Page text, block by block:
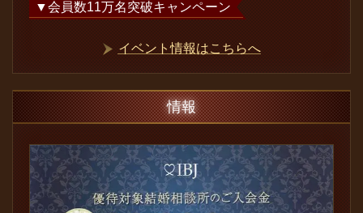
▼会員数11万名突破キャンペーン
イベント情報はこちらへ
情報